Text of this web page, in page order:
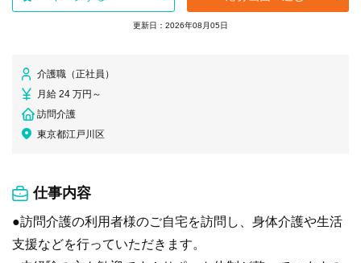
更新日：2026年08月05日
介護職（正社員）
月給 24 万円～
訪問介護
東京都江戸川区
仕事内容
●訪問介護の利用者様のご自宅を訪問し、身体介護や生活
支援などを行っていただきます。